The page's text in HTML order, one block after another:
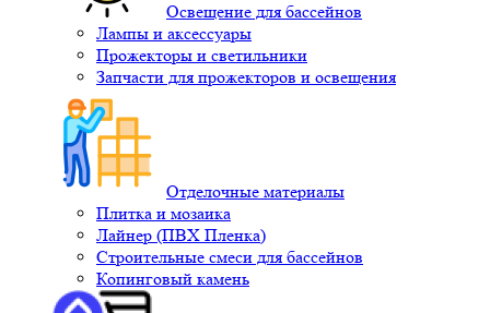
Освещение для бассейнов
Лампы и аксессуары
Прожекторы и светильники
Запчасти для прожекторов и освещения
Отделочные материалы
Плитка и мозаика
Лайнер (ПВХ Пленка)
Строительные смеси для бассейнов
Копинговый камень